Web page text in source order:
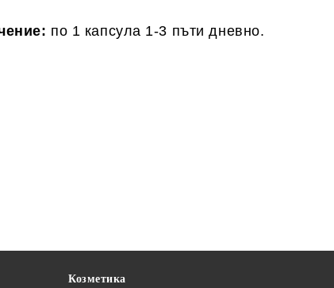
по 1 капсула 1-3 пъти дневно.
Козметика